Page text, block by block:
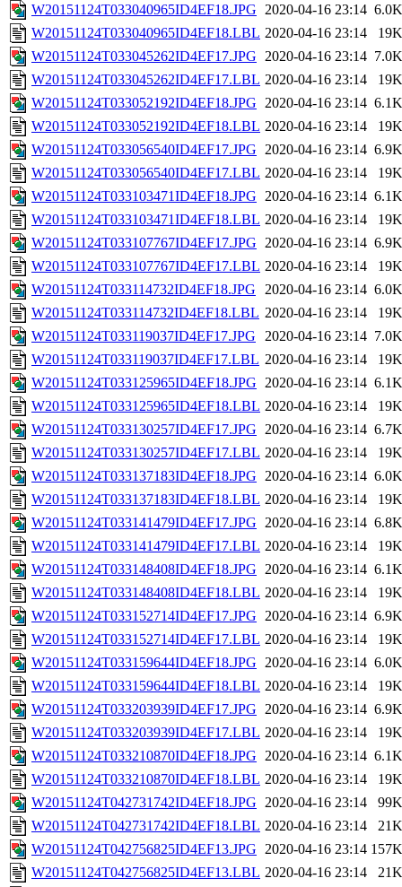
W20151124T033040965ID4EF18.JPG 2020-04-16 23:14 6.0K
W20151124T033040965ID4EF18.LBL 2020-04-16 23:14
19K
W20151124T033045262ID4EF17.JPG 2020-04-16 23:14 7.0K
W20151124T033045262ID4EF17.LBL 2020-04-16 23:14
19K
W20151124T033052192ID4EF18.JPG 2020-04-16 23:14 6.1K
W20151124T033052192ID4EF18.LBL 2020-04-16 23:14
19K
W20151124T033056540ID4EF17.JPG 2020-04-16 23:14 6.9K
W20151124T033056540ID4EF17.LBL 2020-04-16 23:14
19K
W20151124T033103471ID4EF18.JPG 2020-04-16 23:14 6.1K
W20151124T033103471ID4EF18.LBL 2020-04-16 23:14
19K
W20151124T033107767ID4EF17.JPG 2020-04-16 23:14 6.9K
W20151124T033107767ID4EF17.LBL 2020-04-16 23:14
19K
W20151124T033114732ID4EF18.JPG
2020-04-16 23:14 6.0K
W20151124T033114732ID4EF18.LBL 2020-04-16 23:14
19K
W20151124T033119037ID4EF17.JPG
2020-04-16 23:14 7.0K
W20151124T033119037ID4EF17.LBL 2020-04-16 23:14
19K
W20151124T033125965ID4EF18.JPG 2020-04-16 23:14 6.1K
W20151124T033125965ID4EF18.LBL 2020-04-16 23:14
19K
W20151124T033130257ID4EF17.JPG 2020-04-16 23:14 6.7K
W20151124T033130257ID4EF17.LBL 2020-04-16 23:14
19K
W20151124T033137183ID4EF18.JPG 2020-04-16 23:14 6.0K
W20151124T033137183ID4EF18.LBL 2020-04-16 23:14
19K
W20151124T033141479ID4EF17.JPG 2020-04-16 23:14 6.8K
W20151124T033141479ID4EF17.LBL 2020-04-16 23:14
19K
W20151124T033148408ID4EF18.JPG 2020-04-16 23:14 6.1K
W20151124T033148408ID4EF18.LBL 2020-04-16 23:14
19K
W20151124T033152714ID4EF17.JPG 2020-04-16 23:14 6.9K
W20151124T033152714ID4EF17.LBL 2020-04-16 23:14
19K
W20151124T033159644ID4EF18.JPG 2020-04-16 23:14 6.0K
W20151124T033159644ID4EF18.LBL 2020-04-16 23:14
19K
W20151124T033203939ID4EF17.JPG 2020-04-16 23:14 6.9K
W20151124T033203939ID4EF17.LBL 2020-04-16 23:14
19K
W20151124T033210870ID4EF18.JPG 2020-04-16 23:14 6.1K
W20151124T033210870ID4EF18.LBL 2020-04-16 23:14
19K
W20151124T042731742ID4EF18.JPG 2020-04-16 23:14
99K
W20151124T042731742ID4EF18.LBL 2020-04-16 23:14
21K
W20151124T042756825ID4EF13.JPG 2020-04-16 23:14 157K
W20151124T042756825ID4EF13.LBL 2020-04-16 23:14 21K